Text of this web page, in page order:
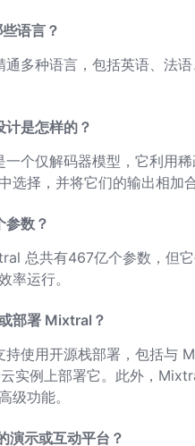
语言？
多种语言，包括英语、法
是怎样的？
个仅解码器模型，它利用
选择，并将它们的输出相加
数？
总共有467亿个参数，但
率运行。
部署 Mixtral？
使用开源栈部署，包括与
实例上部署它。此外，
级功能。
演示或互动平台？